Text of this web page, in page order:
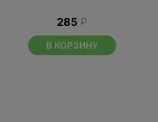
285 ₽
В КОРЗИНУ